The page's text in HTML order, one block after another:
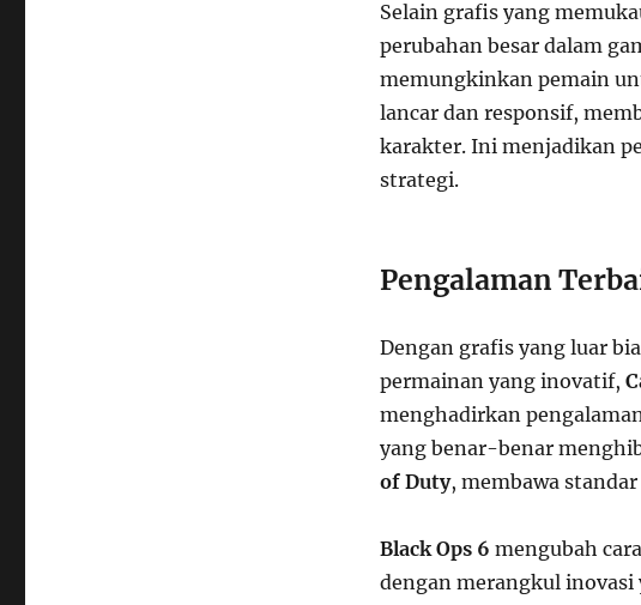
Selain grafis yang
perubahan besar dalam
memungkinkan pemain
lancar dan responsif,
karakter. Ini menjadikan
strategi.
Pengalaman
Dengan grafis yang luar
permainan yang inovatif,
menghadirkan
yang benar-benar
of Duty, membawa
Black Ops 6 mengubah
dengan merangkul